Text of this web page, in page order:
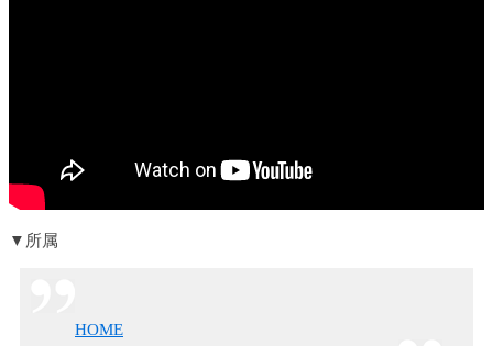
▼所属
HOME